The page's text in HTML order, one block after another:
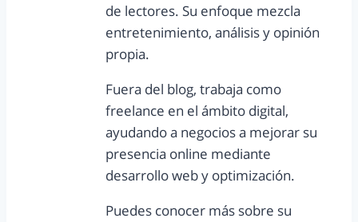
de lectores. Su enfoque mezcla
entretenimiento, análisis y opinión
propia.
Fuera del blog, trabaja como
freelance en el ámbito digital,
ayudando a negocios a mejorar su
presencia online mediante
desarrollo web y optimización.
Puedes conocer más sobre su